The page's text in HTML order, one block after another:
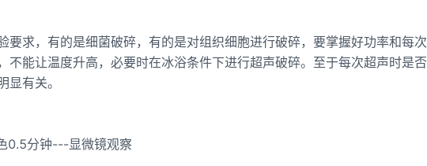
要求，有的是细菌破碎，有的是对组织细胞进行破碎，要掌握好功率和每次
不能让温度升高，必要时在冰浴条件下进行超声破碎。至于每次超声时是否
有关。
0.5分钟---显微镜观察